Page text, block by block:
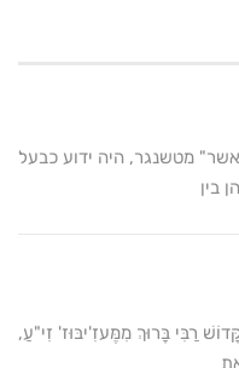
אשר" מטשנגר, היה ידוע כבעל
בין
רַבִּי בָּרוּךְ מִמֶּעזִ'יבּוּז' זִי"עַ,